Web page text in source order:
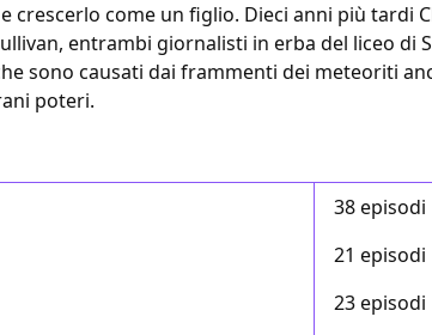
crescerlo come un figlio. Dieci anni più tardi
entrambi giornalisti in erba del liceo di
sono causati dai frammenti dei meteoriti
poteri.
38 episodi
21 episodi
23 episodi